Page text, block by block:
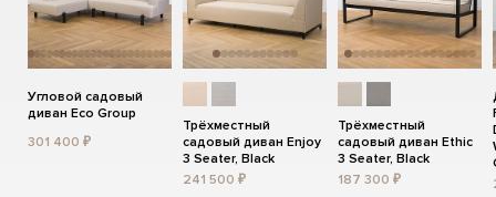
Угловой садовый
диван Eco Group
301 400 ₽
Трёхместный
садовый диван Enjoy
3 Seater, Black
241 500 ₽
Трёхместный
садовый диван Ethic
3 Seater, Black
187 300 ₽